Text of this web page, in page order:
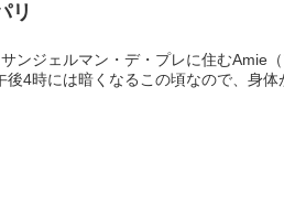
リ
ンジェルマン・デ・プレに住むAmie
後4時には暗くなるこの頃なので、身